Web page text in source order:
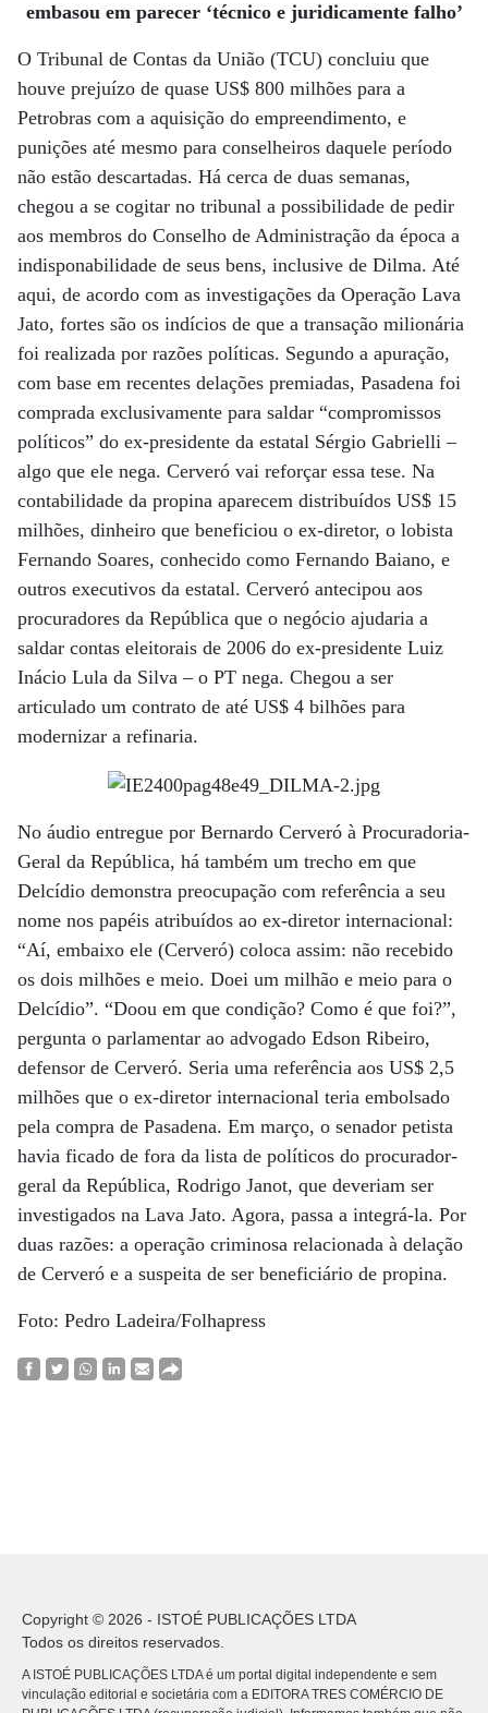
embasou em parecer ‘técnico e juridicamente falho’
O Tribunal de Contas da União (TCU) concluiu que
houve prejuízo de quase US$ 800 milhões para a
Petrobras com a aquisição do empreendimento, e
punições até mesmo para conselheiros daquele período
não estão descartadas. Há cerca de duas semanas,
chegou a se cogitar no tribunal a possibilidade de pedir
aos membros do Conselho de Administração da época a
indisponabilidade de seus bens, inclusive de Dilma. Até
aqui, de acordo com as investigações da Operação Lava
Jato, fortes são os indícios de que a transação milionária
foi realizada por razões políticas. Segundo a apuração,
com base em recentes delações premiadas, Pasadena foi
comprada exclusivamente para saldar “compromissos
políticos” do ex-presidente da estatal Sérgio Gabrielli –
algo que ele nega. Cerveró vai reforçar essa tese. Na
contabilidade da propina aparecem distribuídos US$ 15
milhões, dinheiro que beneficiou o ex-diretor, o lobista
Fernando Soares, conhecido como Fernando Baiano, e
outros executivos da estatal. Cerveró antecipou aos
procuradores da República que o negócio ajudaria a
saldar contas eleitorais de 2006 do ex-presidente Luiz
Inácio Lula da Silva – o PT nega. Chegou a ser
articulado um contrato de até US$ 4 bilhões para
modernizar a refinaria.
No áudio entregue por Bernardo Cerveró à Procuradoria-
Geral da República, há também um trecho em que
Delcídio demonstra preocupação com referência a seu
nome nos papéis atribuídos ao ex-diretor internacional:
“Aí, embaixo ele (Cerveró) coloca assim: não recebido
os dois milhões e meio. Doei um milhão e meio para o
Delcídio”. “Doou em que condição? Como é que foi?”,
pergunta o parlamentar ao advogado Edson Ribeiro,
defensor de Cerveró. Seria uma referência aos US$ 2,5
milhões que o ex-diretor internacional teria embolsado
pela compra de Pasadena. Em março, o senador petista
havia ficado de fora da lista de políticos do procurador-
geral da República, Rodrigo Janot, que deveriam ser
investigados na Lava Jato. Agora, passa a integrá-la. Por
duas razões: a operação criminosa relacionada à delação
de Cerveró e a suspeita de ser beneficiário de propina.
Foto: Pedro Ladeira/Folhapress
Copyright © 2026 - ISTOÉ PUBLICAÇÕES LTDA
Todos os direitos reservados.
A ISTOÉ PUBLICAÇÕES LTDA é um portal digital independente e sem
vinculação editorial e societária com a EDITORA TRES COMÉRCIO DE